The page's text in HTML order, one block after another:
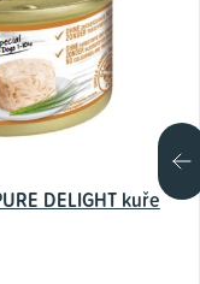
DELIGHT kuře